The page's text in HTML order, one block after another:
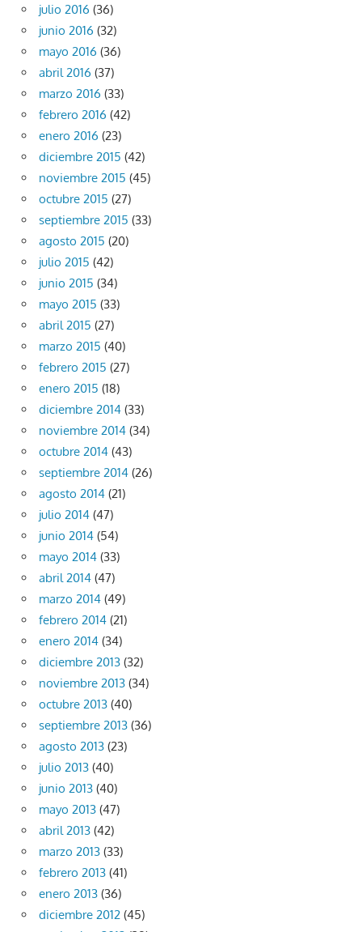
julio 2016 (36)
junio 2016 (32)
mayo 2016 (36)
abril 2016 (37)
marzo 2016 (33)
febrero 2016 (42)
enero 2016 (23)
diciembre 2015 (42)
noviembre 2015 (45)
octubre 2015 (27)
septiembre 2015 (33)
agosto 2015 (20)
julio 2015 (42)
junio 2015 (34)
mayo 2015 (33)
abril 2015 (27)
marzo 2015 (40)
febrero 2015 (27)
enero 2015 (18)
diciembre 2014 (33)
noviembre 2014 (34)
octubre 2014 (43)
septiembre 2014 (26)
agosto 2014 (21)
julio 2014 (47)
junio 2014 (54)
mayo 2014 (33)
abril 2014 (47)
marzo 2014 (49)
febrero 2014 (21)
enero 2014 (34)
diciembre 2013 (32)
noviembre 2013 (34)
octubre 2013 (40)
septiembre 2013 (36)
agosto 2013 (23)
julio 2013 (40)
junio 2013 (40)
mayo 2013 (47)
abril 2013 (42)
marzo 2013 (33)
febrero 2013 (41)
enero 2013 (36)
diciembre 2012 (45)